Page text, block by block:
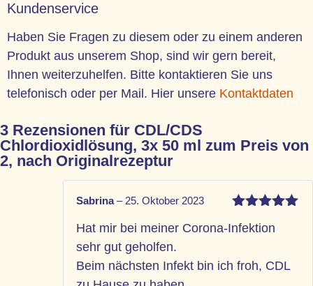
Kundenservice
Haben Sie Fragen zu diesem oder zu einem anderen
Produkt aus unserem Shop, sind wir gern bereit,
Ihnen weiterzuhelfen. Bitte kontaktieren Sie uns
telefonisch oder per Mail. Hier unsere Kontaktdaten
3 Rezensionen für CDL/CDS
Chlordioxidlösung, 3x 50 ml zum Preis von
2, nach Originalrezeptur
mit5von 5
Sabrina– 25. Oktober 2023
Hat mir bei meiner Corona-Infektion
sehr gut geholfen.
Beim nächsten Infekt bin ich froh, CDL